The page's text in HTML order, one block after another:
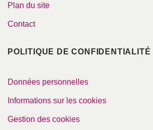
Plan du site
Contact
POLITIQUE DE CONFIDENTIALITÉ
Données personnelles
Informations sur les cookies
Gestion des cookies